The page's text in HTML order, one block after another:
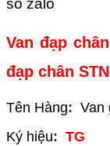
Van đạp
đạp chân
Tên Hàng: Van
Ký hiệu: TG